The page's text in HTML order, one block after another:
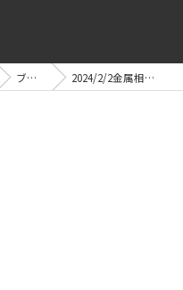
ブログ 2024/2/2金属相場情報